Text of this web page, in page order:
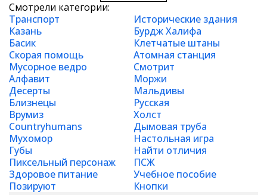
Смотрели категории:
Транспорт
Исторические здания
Казань
Бурдж Халифа
Басик
Клетчатые штаны
Скорая помощь
Атомная станция
Мусорное ведро
Смотрит
Алфавит
Моржи
Десерты
Мальдивы
Близнецы
Русская
Врумиз
Холст
Countryhumans
Дымовая труба
Мухомор
Настольная игра
Губы
Найти отличия
Пиксельный персонаж
ПСЖ
Здоровое питание
Учебное пособие
Позируют
Кнопки